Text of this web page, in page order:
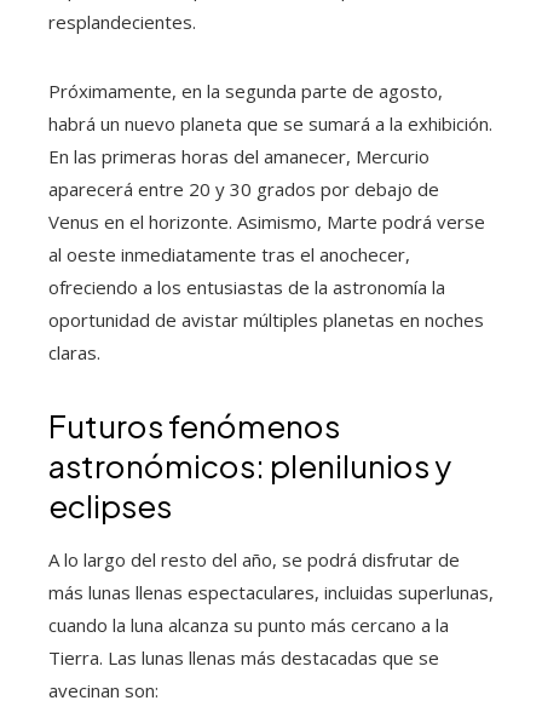
resplandecientes.
Próximamente, en la segunda parte de agosto,
habrá un nuevo planeta que se sumará a la exhibición.
En las primeras horas del amanecer, Mercurio
aparecerá entre 20 y 30 grados por debajo de
Venus en el horizonte. Asimismo, Marte podrá verse
al oeste inmediatamente tras el anochecer,
ofreciendo a los entusiastas de la astronomía la
oportunidad de avistar múltiples planetas en noches
claras.
Futuros fenómenos
astronómicos: plenilunios y
eclipses
A lo largo del resto del año, se podrá disfrutar de
más lunas llenas espectaculares, incluidas superlunas,
cuando la luna alcanza su punto más cercano a la
Tierra. Las lunas llenas más destacadas que se
avecinan son: